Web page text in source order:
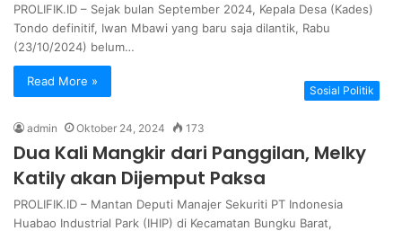
PROLIFIK.ID – Sejak bulan September 2024, Kepala Desa (Kades)
Tondo definitif, Iwan Mbawi yang baru saja dilantik, Rabu
(23/10/2024) belum…
Read More »
Sosial Politik
admin Oktober 24, 2024 173
Dua Kali Mangkir dari Panggilan, Melky
Katily akan Dijemput Paksa
PROLIFIK.ID – Mantan Deputi Manajer Sekuriti PT Indonesia
Huabao Industrial Park (IHIP) di Kecamatan Bungku Barat,